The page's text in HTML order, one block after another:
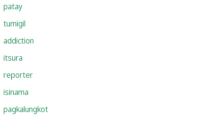
patay
tumigil
addiction
itsura
reporter
isinama
pagkalungkot